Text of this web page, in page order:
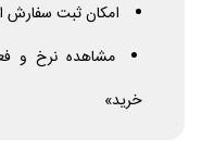
امکان ثبت سفارش
مشاهده نرخ و
خرید»